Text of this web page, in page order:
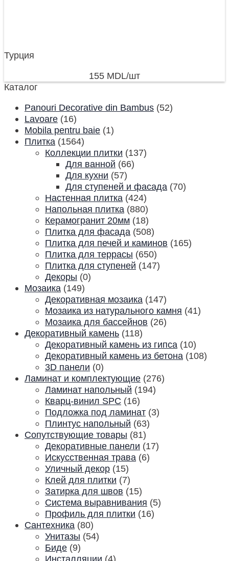
Турция
155 MDL/шт
Каталог
Panouri Decorative din Bambus (52)
Lavoare (16)
Mobila pentru baie (1)
Плитка (1564)
Коллекции плитки (137)
Для ванной (66)
Для кухни (57)
Для ступеней и фасада (70)
Настенная плитка (424)
Напольная плитка (880)
Керамогранит 20мм (18)
Плитка для фасада (508)
Плитка для печей и каминов (165)
Плитка для террасы (650)
Плитка для ступеней (147)
Декоры (0)
Мозаика (149)
Декоративная мозаика (147)
Мозаика из натурального камня (41)
Мозаика для бассейнов (26)
Декоративный камень (118)
Декоративный камень из гипса (10)
Декоративный камень из бетона (108)
3D панели (0)
Ламинат и комплектующие (276)
Ламинат напольный (194)
Кварц-винил SPC (16)
Подложка под ламинат (3)
Плинтус напольный (63)
Сопутствующие товары (81)
Декоративные панели (17)
Искусственная трава (6)
Уличный декор (15)
Клей для плитки (7)
Затирка для швов (15)
Система выравнивания (5)
Профиль для плитки (16)
Сантехника (80)
Унитазы (54)
Биде (9)